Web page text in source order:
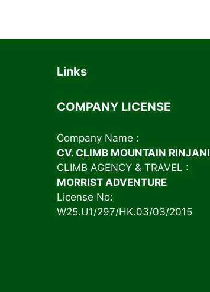
Links
COMPANY LICENSE
Company Name :
CV. CLIMB MOUNTAIN RINJANI
CLIMB AGENCY & TRAVEL :
MORRIST ADVENTURE
License No:
W25.U1/297/HK.03/03/2015